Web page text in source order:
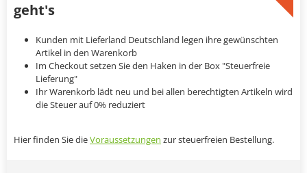
geht's
Kunden mit Lieferland Deutschland legen ihre gewünschten
Artikel in den Warenkorb
Im Checkout setzen Sie den Haken in der Box "Steuerfreie
Lieferung"
Ihr Warenkorb lädt neu und bei allen berechtigten Artikeln wird
die Steuer auf 0% reduziert
Hier finden Sie dieVoraussetzungen zur steuerfreien Bestellung.